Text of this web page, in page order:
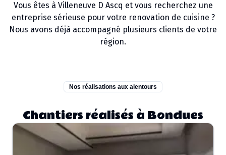
Vous êtes à Villeneuve D Ascq et vous recherchez une
entreprise sérieuse pour votre renovation de cuisine ?
Nous avons déjà accompagné plusieurs clients de votre
région.
Nos réalisations aux alentours
Chantiers réalisés à Bondues